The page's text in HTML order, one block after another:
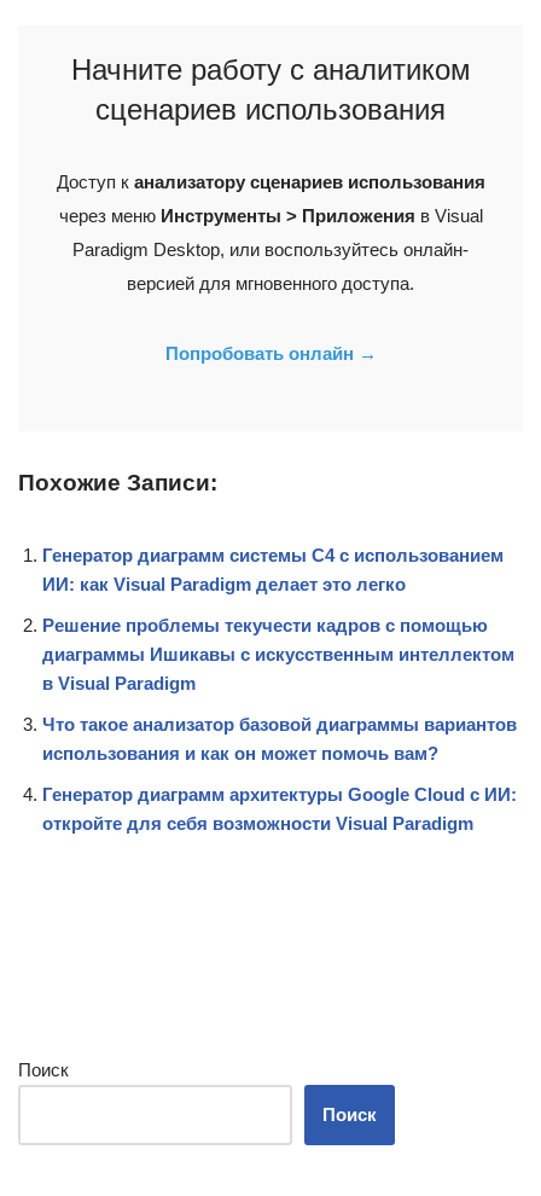
Начните работу с аналитиком
сценариев использования
Доступ к анализатору сценариев использования
через меню Инструменты > Приложения в Visual
Paradigm Desktop, или воспользуйтесь онлайн-
версией для мгновенного доступа.
Попробовать онлайн →
Похожие Записи:
Генератор диаграмм системы C4 с использованием
ИИ: как Visual Paradigm делает это легко
Решение проблемы текучести кадров с помощью
диаграммы Ишикавы с искусственным интеллектом
в Visual Paradigm
Что такое анализатор базовой диаграммы вариантов
использования и как он может помочь вам?
Генератор диаграмм архитектуры Google Cloud с ИИ:
откройте для себя возможности Visual Paradigm
Поиск
Поиск